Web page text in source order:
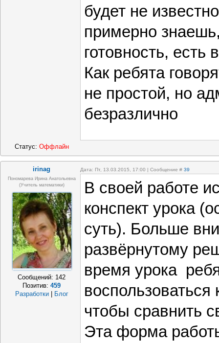
будет не
примерно
готовность, есть
Как ребята
не простой, но
безразлично
Статус: Оффлайн
irinag Дата: Пт, 13.03.2015, 17:00 | Сообщение # 39
Пономарева Ирина Анатольевна
(учитель математики)
Сообщений: 142
Позитив:459
Разработки
Блог
В своей работе
конспект урока
суть). Больше
развёрнутому
время урока
воспользоваться
чтобы сравнить
Эта форма